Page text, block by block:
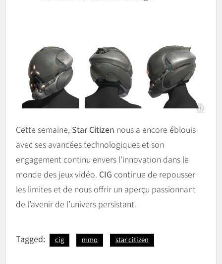
Cette semaine, Star Citizen nous a encore éblouis
avec ses avancées technologiques et son
engagement continu envers l’innovation dans le
monde des jeux vidéo. CIG continue de repousser
les limites et de nous offrir un aperçu passionnant
de l’avenir de l’univers persistant.
Tagged: cig mmo star citizen